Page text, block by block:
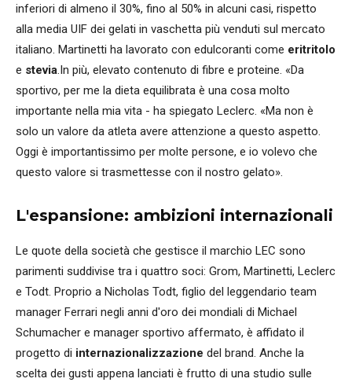
inferiori di almeno il 30%, fino al 50% in alcuni casi, rispetto
alla media UIF dei gelati in vaschetta più venduti sul mercato
italiano. Martinetti ha lavorato con edulcoranti come eritritolo
e stevia.In più, elevato contenuto di fibre e proteine. «Da
sportivo, per me la dieta equilibrata è una cosa molto
importante nella mia vita - ha spiegato Leclerc. «Ma non è
solo un valore da atleta avere attenzione a questo aspetto.
Oggi è importantissimo per molte persone, e io volevo che
questo valore si trasmettesse con il nostro gelato».
L'espansione: ambizioni internazionali
Le quote della società che gestisce il marchio LEC sono
parimenti suddivise tra i quattro soci: Grom, Martinetti, Leclerc
e Todt. Proprio a Nicholas Todt, figlio del leggendario team
manager Ferrari negli anni d'oro dei mondiali di Michael
Schumacher e manager sportivo affermato, è affidato il
progetto di internazionalizzazione del brand. Anche la
scelta dei gusti appena lanciati è frutto di una studio sulle